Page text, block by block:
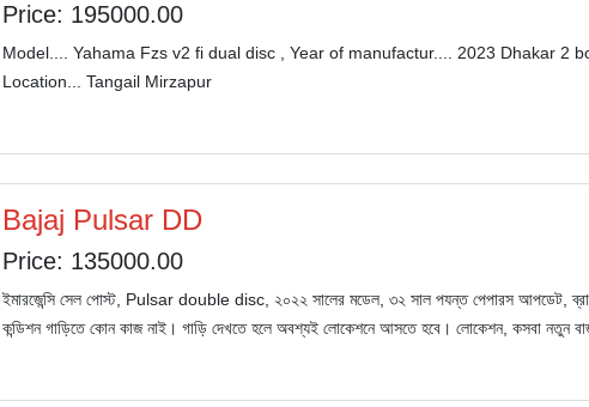
Price: 195000.00
Model.... Yahama Fzs v2 fi dual disc , Year of manufactur.... 2023 Dhakar 2
Location... Tangail Mirzapur
Bajaj Pulsar DD
Price: 135000.00
ইমারজেন্সি সেল পোস্ট, Pulsar double disc, ২০২২ সালের মডেল, ৩২ সাল পযন্ত পেপারস আপডেট,
কন্ডিশন গাড়িতে কোন কাজ নাই। গাড়ি দেখতে হলে অবশ্যই লোকেশনে আসতে হবে। লোকেশন, কসবা নতুন